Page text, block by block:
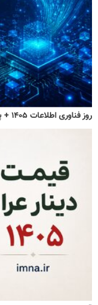
روز فناوری اطلاعات ۱۴۰۵ + پیام تبریک و تاریخ